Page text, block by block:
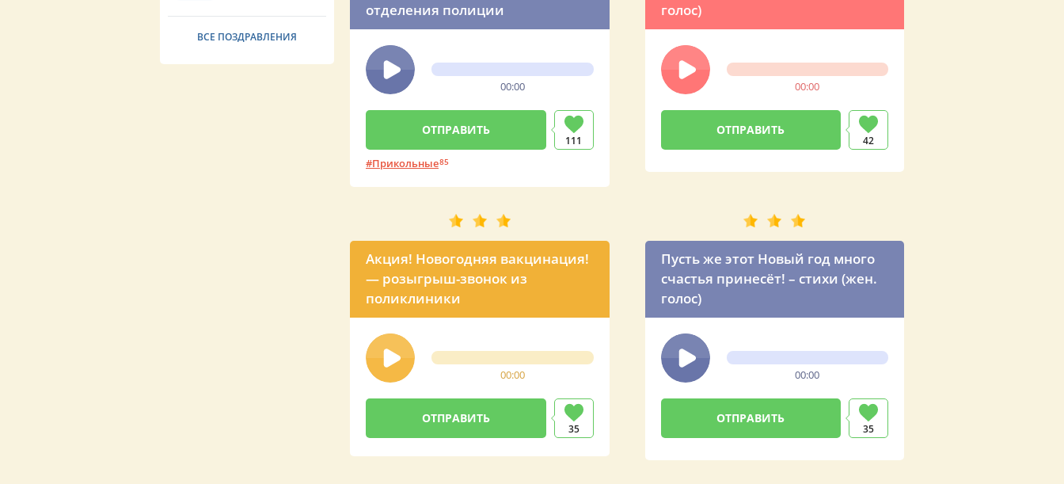
отделения полиции
00:00
111
Прикольные85
голос)
00:00
42
Акция! Новогодняя вакцинация!
— розыгрыш-звонок из
поликлиники
00:00
35
Пусть же этот Новый год много
счастья принесёт! – стихи (жен.
голос)
00:00
35
ВСЕ ПОЗДРАВЛЕНИЯ